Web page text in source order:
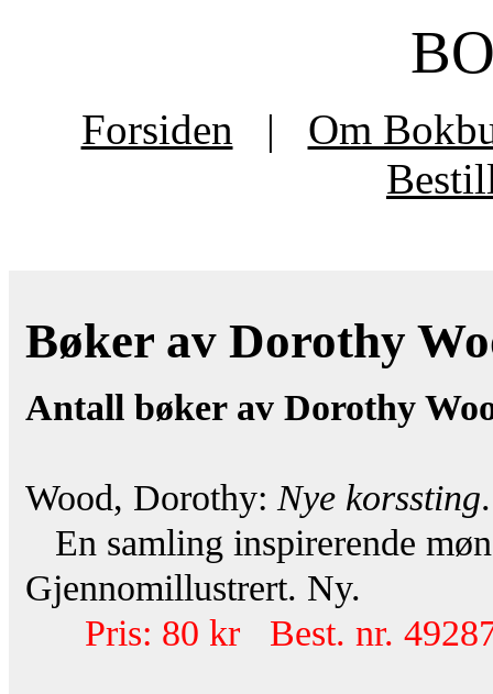
Forsiden |
Om
Bøker av Dorothy
Antall bøker av Dorothy
Wood, Dorothy: Nye korssting.
En samling inspirerende
Gjennomillustrert. Ny.
Pris: 80 kr Best. nr.